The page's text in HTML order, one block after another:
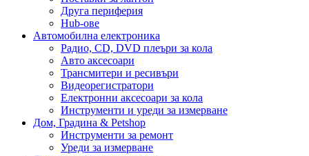
Друга периферия
Hub-ове
Автомобилна електроника
Радио, CD, DVD плеъри за кола
Авто аксесоари
Трансмитери и ресивъри
Видеорегистратори
Електронни аксесоари за кола
Инструменти и уреди за измерване
Дом, Градина & Petshop
Инструменти за ремонт
Уреди за измерване